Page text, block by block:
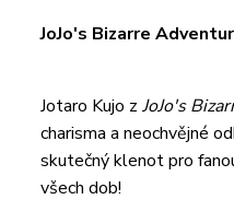
JoJo's Bizarre
Jotaro Kujo z JoJo's
charisma a neochvějné
skutečný klenot pro
všech dob!